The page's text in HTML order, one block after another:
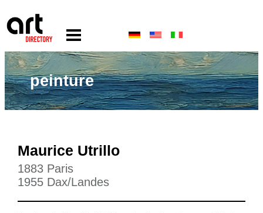
peinture
Maurice Utrillo
1883 Paris
1955 Dax/Landes